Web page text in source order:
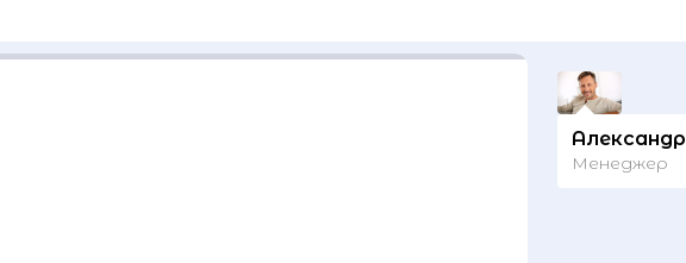
Александр
Менеджер